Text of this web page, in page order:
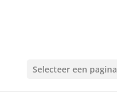
Selecteer een pagina